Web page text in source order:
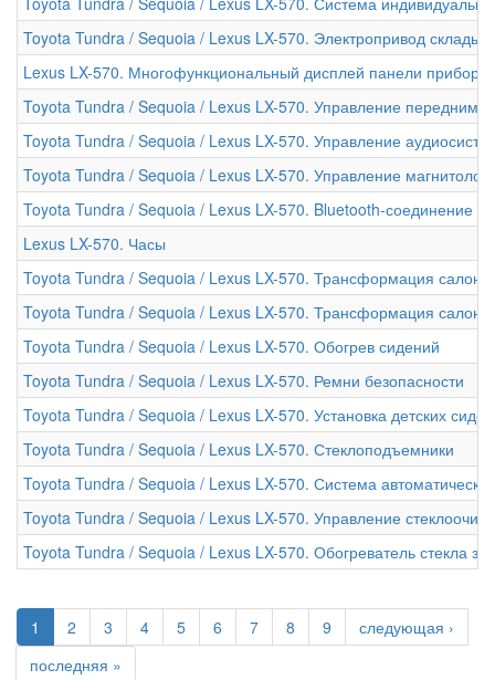
Toyota Tundra / Sequoia / Lexus LX-570. Электропривод
Lexus LX-570. Многофункциональный дисплей панели приборов
Toyota Tundra / Sequoia / Lexus LX-570. Управление передним
Toyota Tundra / Sequoia / Lexus LX-570. Управление
Toyota Tundra / Sequoia / Lexus LX-570. Управление
Toyota Tundra / Sequoia / Lexus LX-570. Bluetooth-соединение
Lexus LX-570. Часы
Toyota Tundra / Sequoia / Lexus LX-570. Трансформация салона
Toyota Tundra / Sequoia / Lexus LX-570. Трансформация салона
Toyota Tundra / Sequoia / Lexus LX-570. Обогрев сидений
Toyota Tundra / Sequoia / Lexus LX-570. Ремни безопасности
Toyota Tundra / Sequoia / Lexus LX-570. Установка детских
Toyota Tundra / Sequoia / Lexus LX-570. Стеклоподъемники
Toyota Tundra / Sequoia / Lexus LX-570. Система
Toyota Tundra / Sequoia / Lexus LX-570. Управление
Toyota Tundra / Sequoia / Lexus LX-570. Обогреватель стекла
1 2 3 4 5 6 7 8 9
следующая ›
последняя »